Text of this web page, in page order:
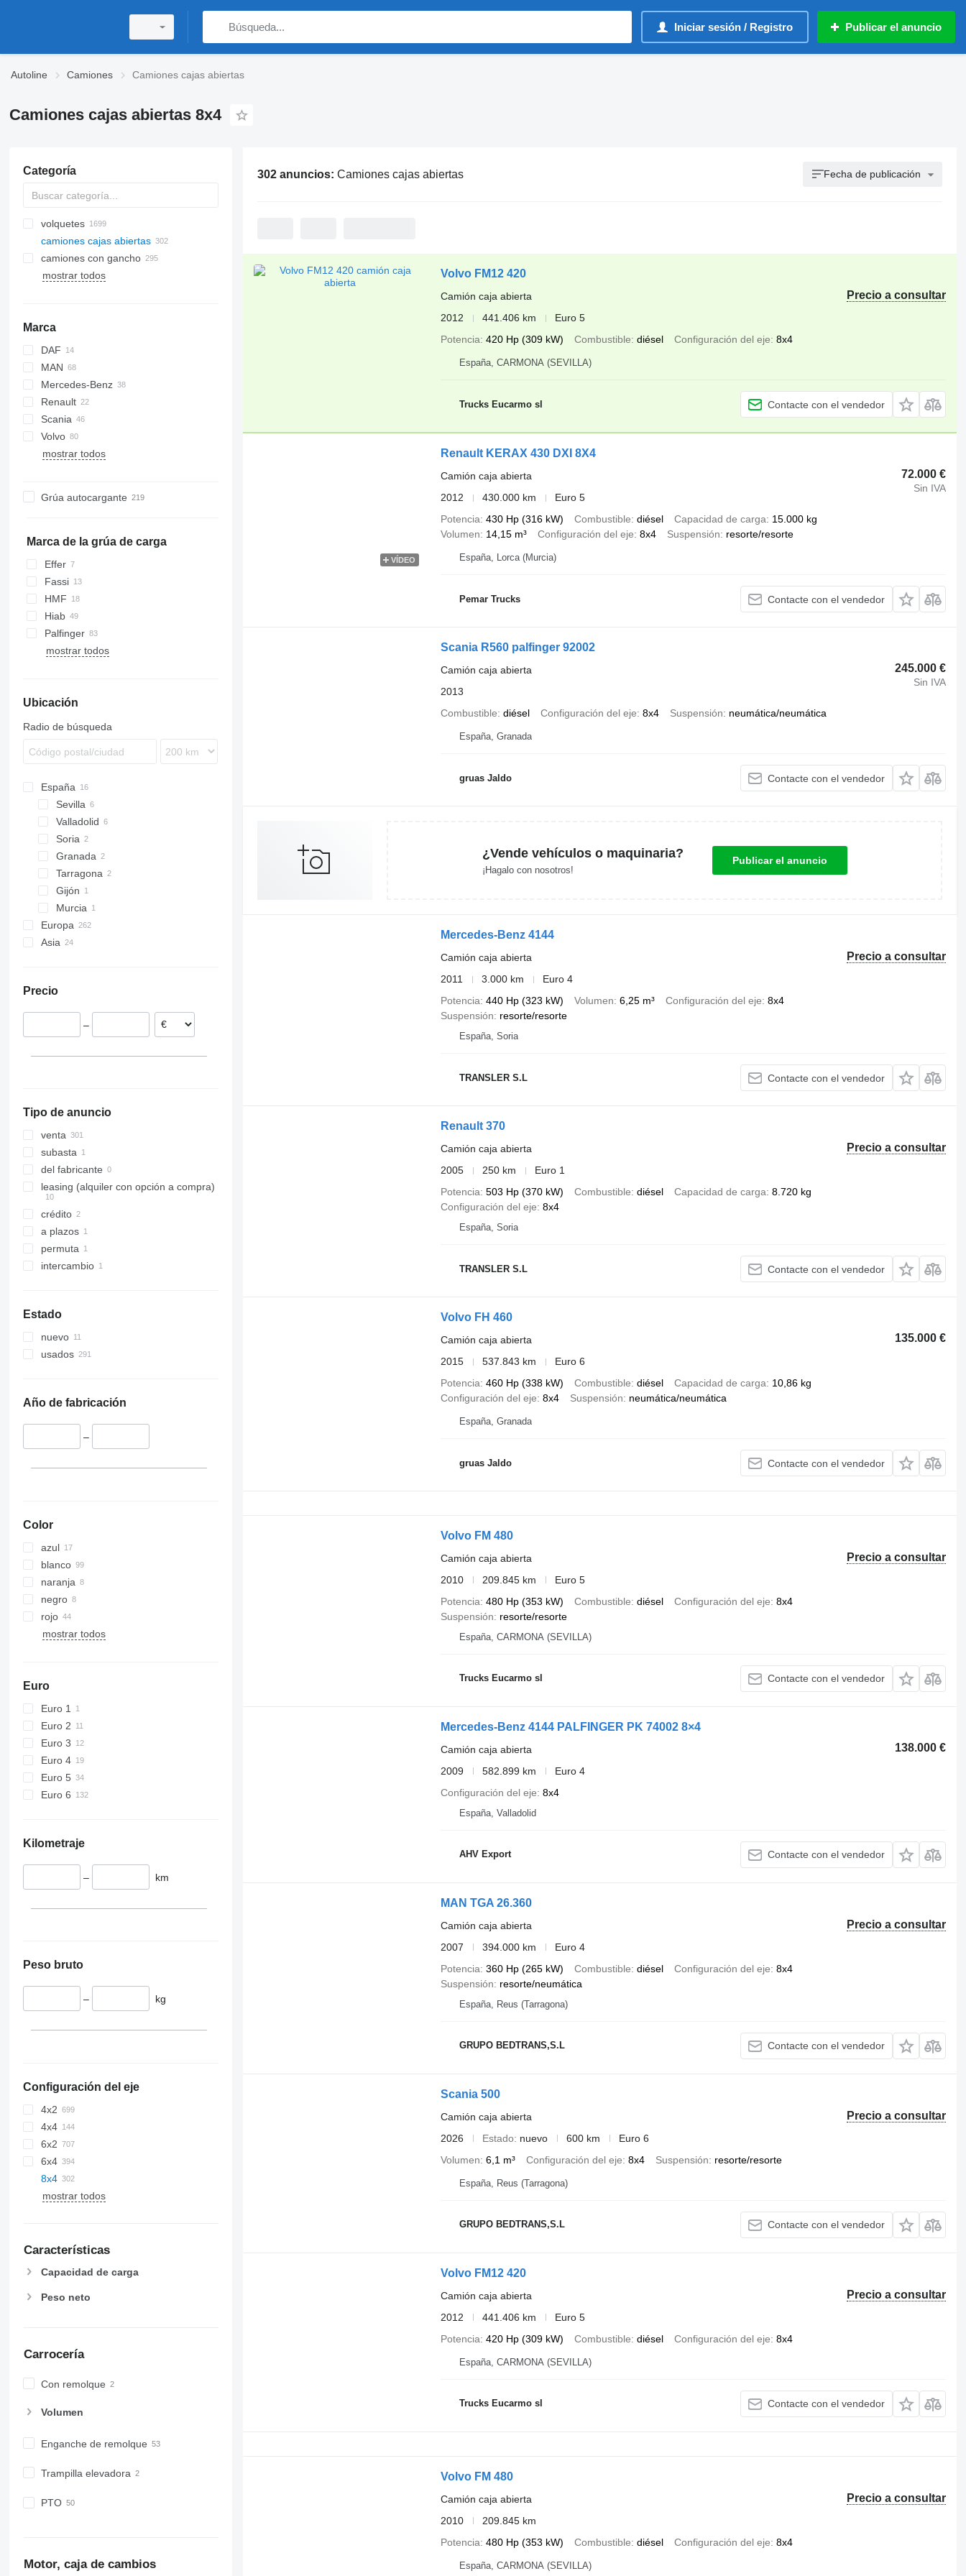
Iniciar sesión / Registro Publicar el anuncio
Autoline Camiones Camiones cajas abiertas
Camiones cajas abiertas 8x4
Categoría
volquetes
camiones cajas abiertas
camiones con gancho
mostrar todos
Marca
DAF
CF
XF
700
Eurotrakker
Trakker
MAN
TGA
TGS
TGX
Mercedes-Benz
Actros
Arocs
Renault
C-series
K-series
Kerax
Scania
G-series
K-series
M3000
X3000
371
Volvo
FH
mostrar todos
Grúa autocargante
Marca de la grúa de carga
Effer
Fassi
HMF
Hiab
Palfinger
mostrar todos
Ubicación
Radio de búsqueda
España
Sevilla
Valladolid
Soria
Granada
Tarragona
Gijón
Murcia
Europa
Bélgica
Alemania
Asia
Precio
–
Tipo de anuncio
venta
subasta
del fabricante
leasing (alquiler con opción a compra)
crédito
a plazos
permuta
intercambio
Estado
nuevo
usados
Año de fabricación
–
Color
azul
blanco
naranja
negro
rojo
mostrar todos
Euro
Euro 1
Euro 2
Euro 3
Euro 4
Euro 5
Euro 6
Kilometraje
– km
Peso bruto
– kg
Configuración del eje
4x2
4x4
6x2
6x4
8x4
mostrar todos
Características
Capacidad de carga
Peso neto
Carrocería
Con remolque
Volumen
Enganche de remolque
Trampilla elevadora
PTO
Motor, caja de cambios
302 anuncios: Camiones cajas abiertas Fecha de publicación
Volvo FM12 420
Precio a consultar
Camión caja abierta
2012
441.406 km
Euro 5
Potencia 420 Hp (309 kW) Combustible diésel Configuración del eje 8x4
España, CARMONA (SEVILLA)
Trucks Eucarmo sl Contacte con el vendedor
VÍDEO
Renault KERAX 430 DXI 8X4
72.000 €
Sin IVA
Camión caja abierta
2012
430.000 km
Euro 5
Potencia 430 Hp (316 kW) Combustible diésel Capacidad de carga
15.000 kg
Volumen
14,15 m³ Configuración del eje 8x4 Suspensión resorte/resorte
España, Lorca (Murcia)
Pemar Trucks Contacte con el vendedor
Scania R560 palfinger 92002
245.000 €
Sin IVA
Camión caja abierta
2013
Combustible diésel Configuración del eje 8x4 Suspensión neumática/neumática
España, Granada
gruas Jaldo Contacte con el vendedor
¿Vende vehículos o maquinaria?
¡Hagalo con nosotros!
Publicar el anuncio
Mercedes-Benz 4144
Precio a consultar
Camión caja abierta
2011
3.000 km
Euro 4
Potencia 440 Hp (323 kW) Volumen 6,25 m³ Configuración del eje 8x4
Suspensión
resorte/resorte
España, Soria
TRANSLER S.L Contacte con el vendedor
Renault 370
Precio a consultar
Camión caja abierta
2005
250 km
Euro 1
Potencia 503 Hp (370 kW) Combustible diésel Capacidad de carga 8.720 kg
Configuración del eje 8x4
España, Soria
TRANSLER S.L Contacte con el vendedor
Volvo FH 460
135.000 €
Camión caja abierta
2015
537.843 km
Euro 6
Potencia 460 Hp (338 kW) Combustible diésel Capacidad de carga
10,86 kg
Configuración del eje 8x4 Suspensión neumática/neumática
España, Granada
gruas Jaldo Contacte con el vendedor
Volvo FM 480
Precio a consultar
Camión caja abierta
2010
209.845 km
Euro 5
Potencia 480 Hp (353 kW) Combustible diésel Configuración del eje 8x4
Suspensión
resorte/resorte
España, CARMONA (SEVILLA)
Trucks Eucarmo sl Contacte con el vendedor
Mercedes-Benz 4144 PALFINGER PK 74002 8×4
138.000 €
Camión caja abierta
2009
582.899 km
Euro 4
Configuración del eje 8x4
España, Valladolid
AHV Export Contacte con el vendedor
MAN TGA 26.360
Precio a consultar
Camión caja abierta
2007
394.000 km
Euro 4
Potencia 360 Hp (265 kW) Combustible diésel Configuración del eje 8x4
Suspensión
resorte/neumática
España, Reus (Tarragona)
GRUPO BEDTRANS,S.L Contacte con el vendedor
Scania 500
Precio a consultar
Camión caja abierta
2026
Estado nuevo 600 km
Euro 6
Volumen 6,1 m³ Configuración del eje 8x4 Suspensión resorte/resorte
España, Reus (Tarragona)
GRUPO BEDTRANS,S.L Contacte con el vendedor
Volvo FM12 420
Precio a consultar
Camión caja abierta
2012
441.406 km
Euro 5
Potencia 420 Hp (309 kW) Combustible diésel Configuración del eje 8x4
España, CARMONA (SEVILLA)
Trucks Eucarmo sl Contacte con el vendedor
Volvo FM 480
Precio a consultar
Camión caja abierta
2010
209.845 km
Potencia 480 Hp (353 kW) Combustible diésel Configuración del eje 8x4
España, CARMONA (SEVILLA)